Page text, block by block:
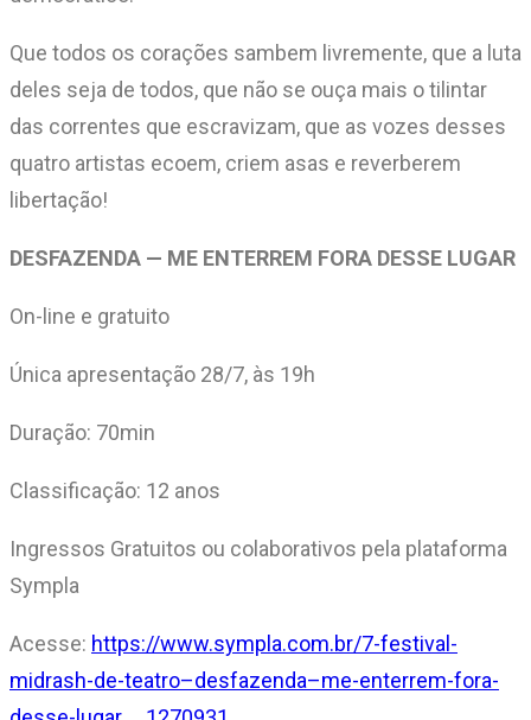
Que todos os corações sambem livremente, que a luta
deles seja de todos, que não se ouça mais o tilintar
das correntes que escravizam, que as vozes desses
quatro artistas ecoem, criem asas e reverberem
libertação!
DESFAZENDA — ME ENTERREM FORA DESSE LUGAR
On-line e gratuito
Única apresentação 28/7, às 19h
Duração: 70min
Classificação: 12 anos
Ingressos Gratuitos ou colaborativos pela plataforma
Sympla
Acesse: https://www.sympla.com.br/7-festival-
midrash-de-teatro–desfazenda–me-enterrem-fora-